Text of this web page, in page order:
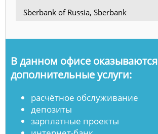
Sberbank of Russia, Sberbank
В данном офисе оказываются
дополнительные услуги:
расчётное обслуживание
депозиты
зарплатные проекты